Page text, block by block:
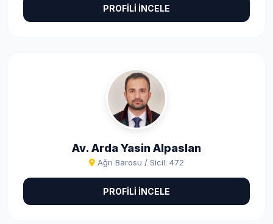
PROFİLİ İNCELE
Av. Arda Yasin Alpaslan
Ağrı Barosu / Sicil: 472
PROFİLİ İNCELE